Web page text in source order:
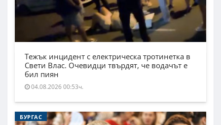
Тежък инцидент с електрическа тротинетка в
Свети Влас. Очевидци твърдят, че водачът е
бил пиян
04.08.2026 00:53ч.
БУРГАС